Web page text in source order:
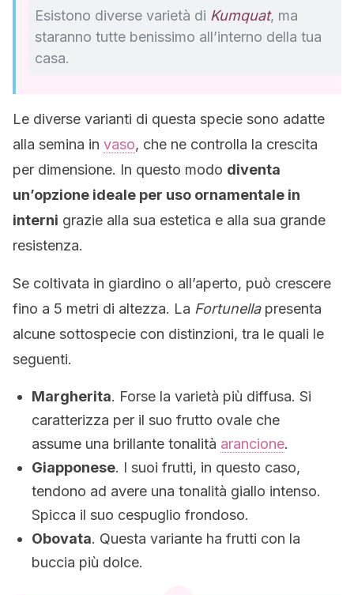
Esistono diverse varietà di Kumquat, ma
staranno tutte benissimo all’interno della tua
casa.
Le diverse varianti di questa specie sono adatte
alla semina in vaso, che ne controlla la crescita
per dimensione. In questo modo diventa
un’opzione ideale per uso ornamentale in
interni grazie alla sua estetica e alla sua grande
resistenza.
Se coltivata in giardino o all’aperto, può crescere
fino a 5 metri di altezza. La Fortunellapresenta
alcune sottospecie con distinzioni, tra le quali le
seguenti.
Margherita. Forse la varietà più diffusa. Si
caratterizza per il suo frutto ovale che
assume una brillante tonalità arancione.
Giapponese. I suoi frutti, in questo caso,
tendono ad avere una tonalità giallo intenso.
Spicca il suo cespuglio frondoso.
Obovata. Questa variante ha frutti con la
buccia più dolce.